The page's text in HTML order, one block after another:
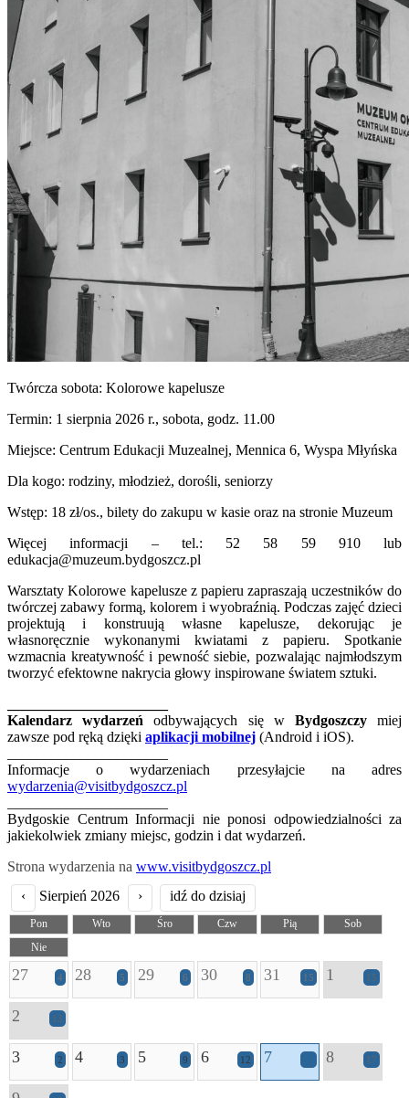
Twórcza sobota: Kolorowe kapelusze
Termin: 1 sierpnia 2026 r., sobota, godz. 11.00
Miejsce: Centrum Edukacji Muzealnej, Mennica 6, Wyspa Młyńska
Dla kogo: rodziny, młodzież, dorośli, seniorzy
Wstęp: 18 zł/os., bilety do zakupu w kasie oraz na stronie Muzeum
Więcej informacji – tel.: 52 58 59 910 lub
edukacja@muzeum.bydgoszcz.pl
Warsztaty Kolorowe kapelusze z papieru zapraszają uczestników do
twórczej zabawy formą, kolorem i wyobraźnią. Podczas zajęć dzieci
projektują i konstruują własne kapelusze, dekorując je
własnoręcznie wykonanymi kwiatami z papieru. Spotkanie
wzmacnia kreatywność i pewność siebie, pozwalając najmłodszym
tworzyć efektowne nakrycia głowy inspirowane światem sztuki.
Kalendarz wydarzeń odbywających się w Bydgoszczymiej
zawsze pod ręką dzięki aplikacji mobilnej (Android i iOS).
Informacje o wydarzeniach przesyłajcie na adres
wydarzenia@visitbydgoszcz.pl
Bydgoskie Centrum Informacji nie ponosi odpowiedzialności za
jakiekolwiek zmiany miejsc, godzin i dat wydarzeń.
Strona wydarzenia na www.visitbydgoszcz.pl
‹
Sierpień 2026 › idź do dzisiaj
Pon Wto Śro Czw Pią
Sob
Nie
27 4 28 5 29 6 30 8 31 15 1 15
2 13
3 2 4 3 5 9 6 12 7 8 17